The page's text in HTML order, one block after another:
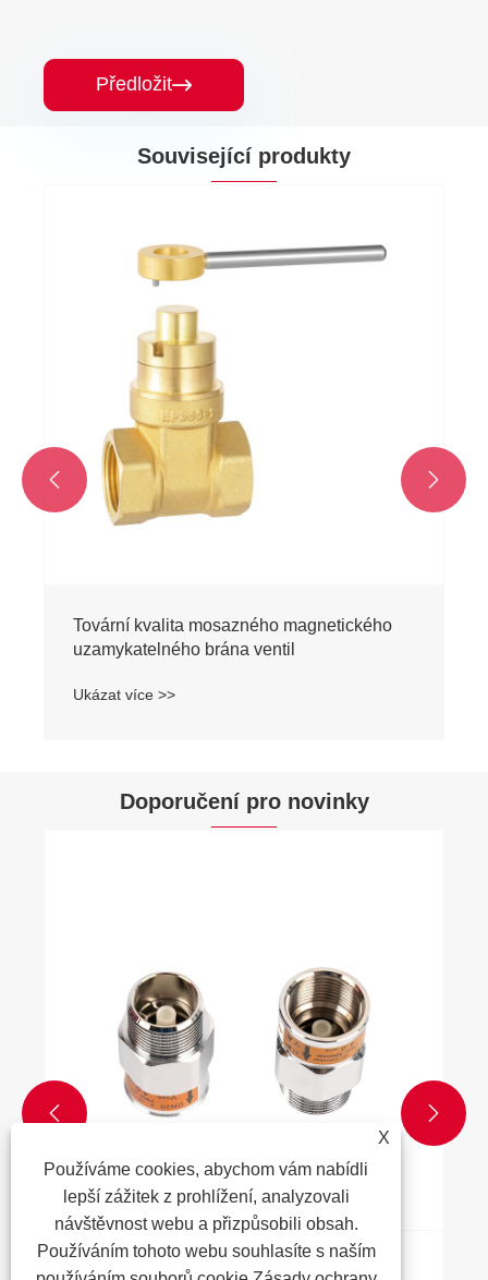
Předložit
Související produkty
Tovární kvalita mosazného magnetického
uzamykatelného brána ventil
Ukázat více >>
 
Doporučení pro novinky
Který ventil omezuje tok vzduchu?
 
X
Používáme cookies, abychom vám nabídli
lepší zážitek z prohlížení, analyzovali
návštěvnost webu a přizpůsobili obsah.
Používáním tohoto webu souhlasíte s naším